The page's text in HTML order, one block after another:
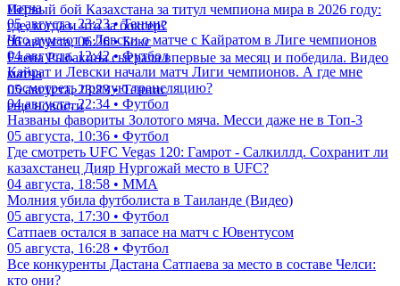
Первый бой Казахстана за титул чемпиона мира в 2026 году:
где, когда и что за боксер?
06 августа, 06:26 • Бокс
Елена Рыбакина сыграла впервые за месяц и победила. Видео
матча
05 августа, 23:23 • Теннис
еще новости
матча
05 августа, 23:23 • Теннис
Что думают в Левски о матче с Кайратом в Лиге чемпионов
04 августа, 12:42 • Футбол
Кайрат и Левски начали матч Лиги чемпионов. А где мне
посмотреть прямую трансляцию?
04 августа, 22:34 • Футбол
Названы фавориты Золотого мяча. Месси даже не в Топ-3
05 августа, 10:36 • Футбол
Где смотреть UFC Vegas 120: Гамрот - Салкиллд. Сохранит ли
казахстанец Дияр Нургожай место в UFC?
04 августа, 18:58 • ММА
Молния убила футболиста в Таиланде (Видео)
05 августа, 17:30 • Футбол
Сатпаев остался в запасе на матч с Ювентусом
05 августа, 16:28 • Футбол
Все конкуренты Дастана Сатпаева за место в составе Челси:
кто они?